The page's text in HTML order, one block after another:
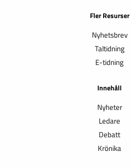
Fler Resurser
Nyhetsbrev
Taltidning
E-tidning
Innehåll
Nyheter
Ledare
Debatt
Krönika